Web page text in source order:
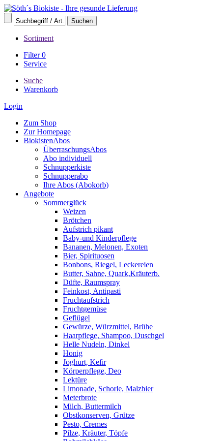
Sortiment
Filter0
Service
Suche
Warenkorb
Login
Zum Shop
Zur Homepage
BiokistenAbos
ÜberraschungsAbos
Abo individuell
Schnupperkiste
Schnupperabo
Ihre Abos (Abokorb)
Angebote
Sommerglück
Weizen
Brötchen
Aufstrich pikant
Baby-und Kinderpflege
Bananen, Melonen, Exoten
Bier, Spirituosen
Bonbons, Riegel, Leckereien
Butter, Sahne, Quark,Kräuterb.
Düfte, Raumspray
Feinkost, Antipasti
Fruchtaufstrich
Fruchtgemüse
Geflügel
Gewürze, Würzmittel, Brühe
Haarpflege, Shampoo, Duschgel
Helle Nudeln, Dinkel
Honig
Joghurt, Kefir
Körperpflege, Deo
Lektüre
Limonade, Schorle, Malzbier
Meterbrote
Milch, Buttermilch
Obstkonserven, Grütze
Pesto, Cremes
Pilze, Kräuter, Töpfe